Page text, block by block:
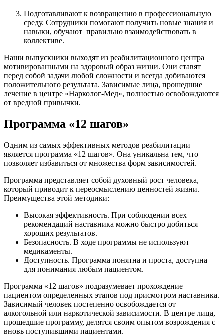
Подготавливают к возвращению в профессиональную
среду. Сотрудники помогают получить новые знания и
навыки, обучают правильно взаимодействовать в
коллективе.
Наши выпускники выходят из реабилитационного центра
мотивированными на здоровый образ жизни. Они ставят
перед собой задачи любой сложности и всегда добиваются
положительного результата. Зависимые лица, прошедшие
лечение в центре «Нарколог-Мед», полностью освобождаются
от вредной привычки.
Программа «12 шагов»
Одним из самых эффективных методов реабилитации
является программа «12 шагов». Она уникальна тем, что
позволяет избавиться от множества форм зависимостей.
Программа представляет собой духовный рост человека,
который приводит к переосмыслению ценностей жизни.
Преимущества этой методики:
Высокая эффективность. При соблюдении всех
рекомендаций наставника можно быстро добиться
хороших результатов.
Безопасность. В ходе программы не используют
медикаменты.
Доступность. Программа понятна и проста, доступна
для понимания любым пациентом.
Программа «12 шагов» подразумевает прохождение
пациентом определенных этапов под присмотром наставника.
Зависимый человек постепенно освобождается от
алкогольной или наркотической зависимости. В центре лица,
прошедшие программу, делятся своим опытом возрождения с
вновь поступившими пациентами.